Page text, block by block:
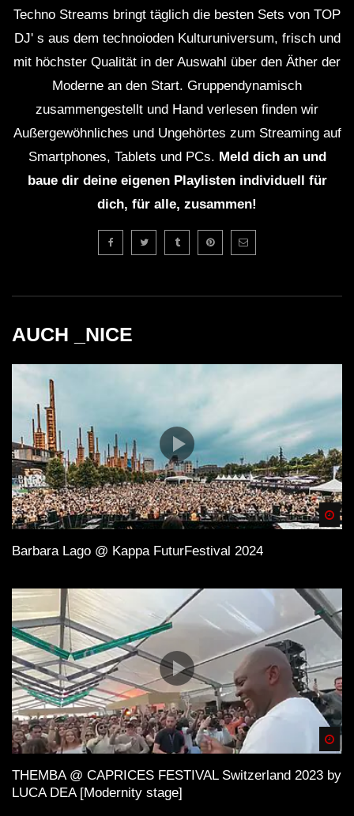
Techno Streams bringt täglich die besten Sets von TOP
DJ' s aus dem technoioden Kulturuniversum, frisch und
mit höchster Qualität in der Auswahl über den Äther der
Moderne an den Start. Gruppendynamisch
zusammengestellt und Hand verlesen finden wir
Außergewöhnliches und Ungehörtes zum Streaming auf
Smartphones, Tablets und PCs. Meld dich an und
baue dir deine eigenen Playlisten individuell für
dich, für alle, zusammen!
AUCH _NICE
Barbara Lago @ Kappa FuturFestival 2024
THEMBA @ CAPRICES FESTIVAL Switzerland 2023 by
LUCA DEA [Modernity stage]